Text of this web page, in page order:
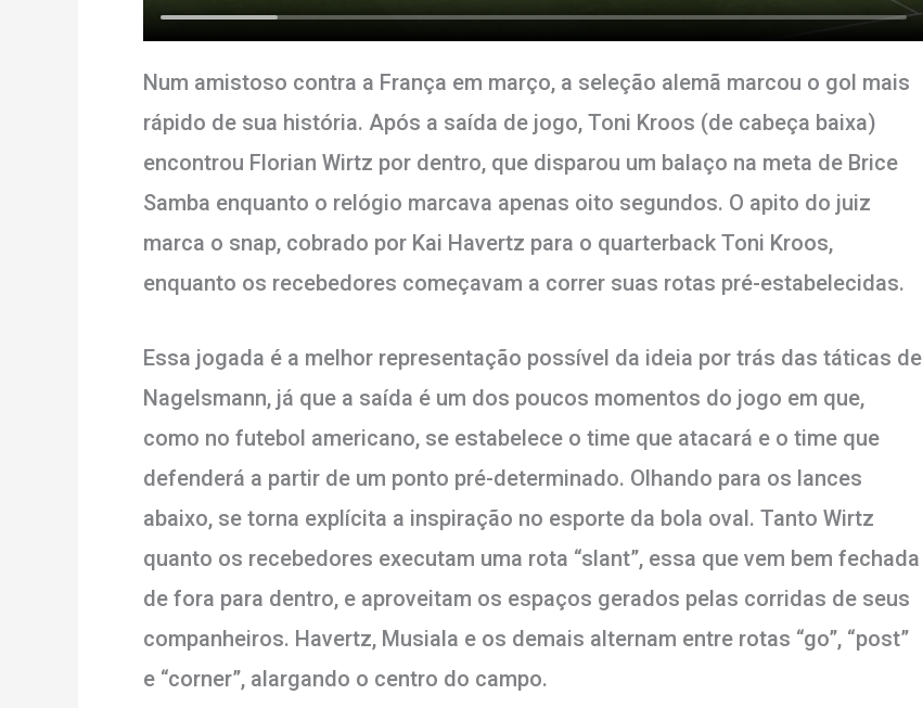
Num amistoso contra a França em março, a seleção alemã marcou o gol mais
rápido de sua história. Após a saída de jogo, Toni Kroos (de cabeça baixa)
encontrou Florian Wirtz por dentro, que disparou um balaço na meta de Brice
Samba enquanto o relógio marcava apenas oito segundos. O apito do juiz
marca o snap, cobrado por Kai Havertz para o quarterback Toni Kroos,
enquanto os recebedores começavam a correr suas rotas pré-estabelecidas.
Essa jogada é a melhor representação possível da ideia por trás das táticas de
Nagelsmann, já que a saída é um dos poucos momentos do jogo em que,
como no futebol americano, se estabelece o time que atacará e o time que
defenderá a partir de um ponto pré-determinado. Olhando para os lances
abaixo, se torna explícita a inspiração no esporte da bola oval. Tanto Wirtz
quanto os recebedores executam uma rota “slant”, essa que vem bem fechada
de fora para dentro, e aproveitam os espaços gerados pelas corridas de seus
companheiros. Havertz, Musiala e os demais alternam entre rotas “go”, “post”
e “corner”, alargando o centro do campo.